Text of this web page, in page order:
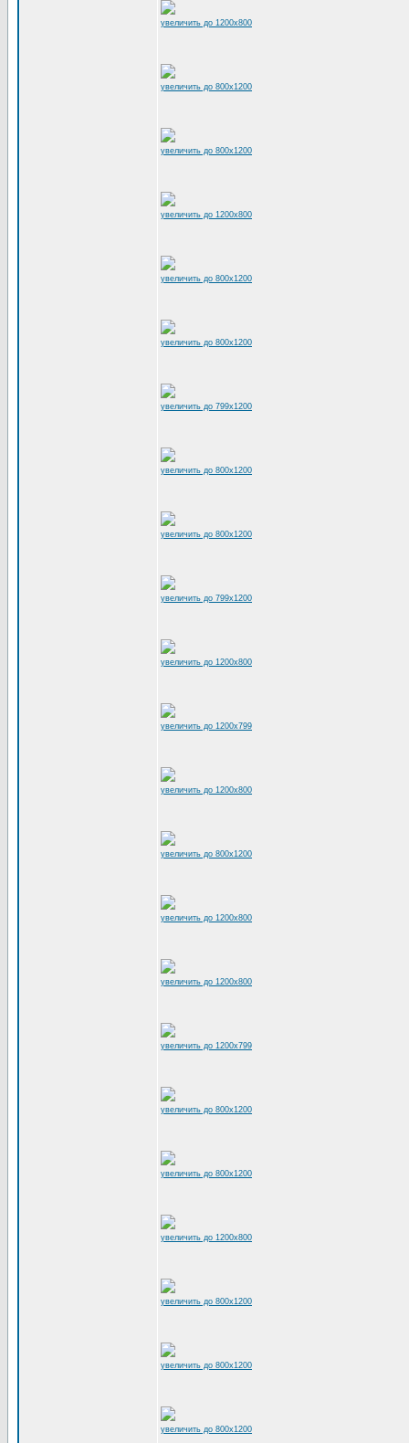
увеличить до 1200x800
увеличить до 800x1200
увеличить до 800x1200
увеличить до 1200x800
увеличить до 800x1200
увеличить до 800x1200
увеличить до 799x1200
увеличить до 800x1200
увеличить до 800x1200
увеличить до 799x1200
увеличить до 1200x800
увеличить до 1200x799
увеличить до 1200x800
увеличить до 800x1200
увеличить до 1200x800
увеличить до 1200x800
увеличить до 1200x799
увеличить до 800x1200
увеличить до 800x1200
увеличить до 1200x800
увеличить до 800x1200
увеличить до 800x1200
увеличить до 800x1200